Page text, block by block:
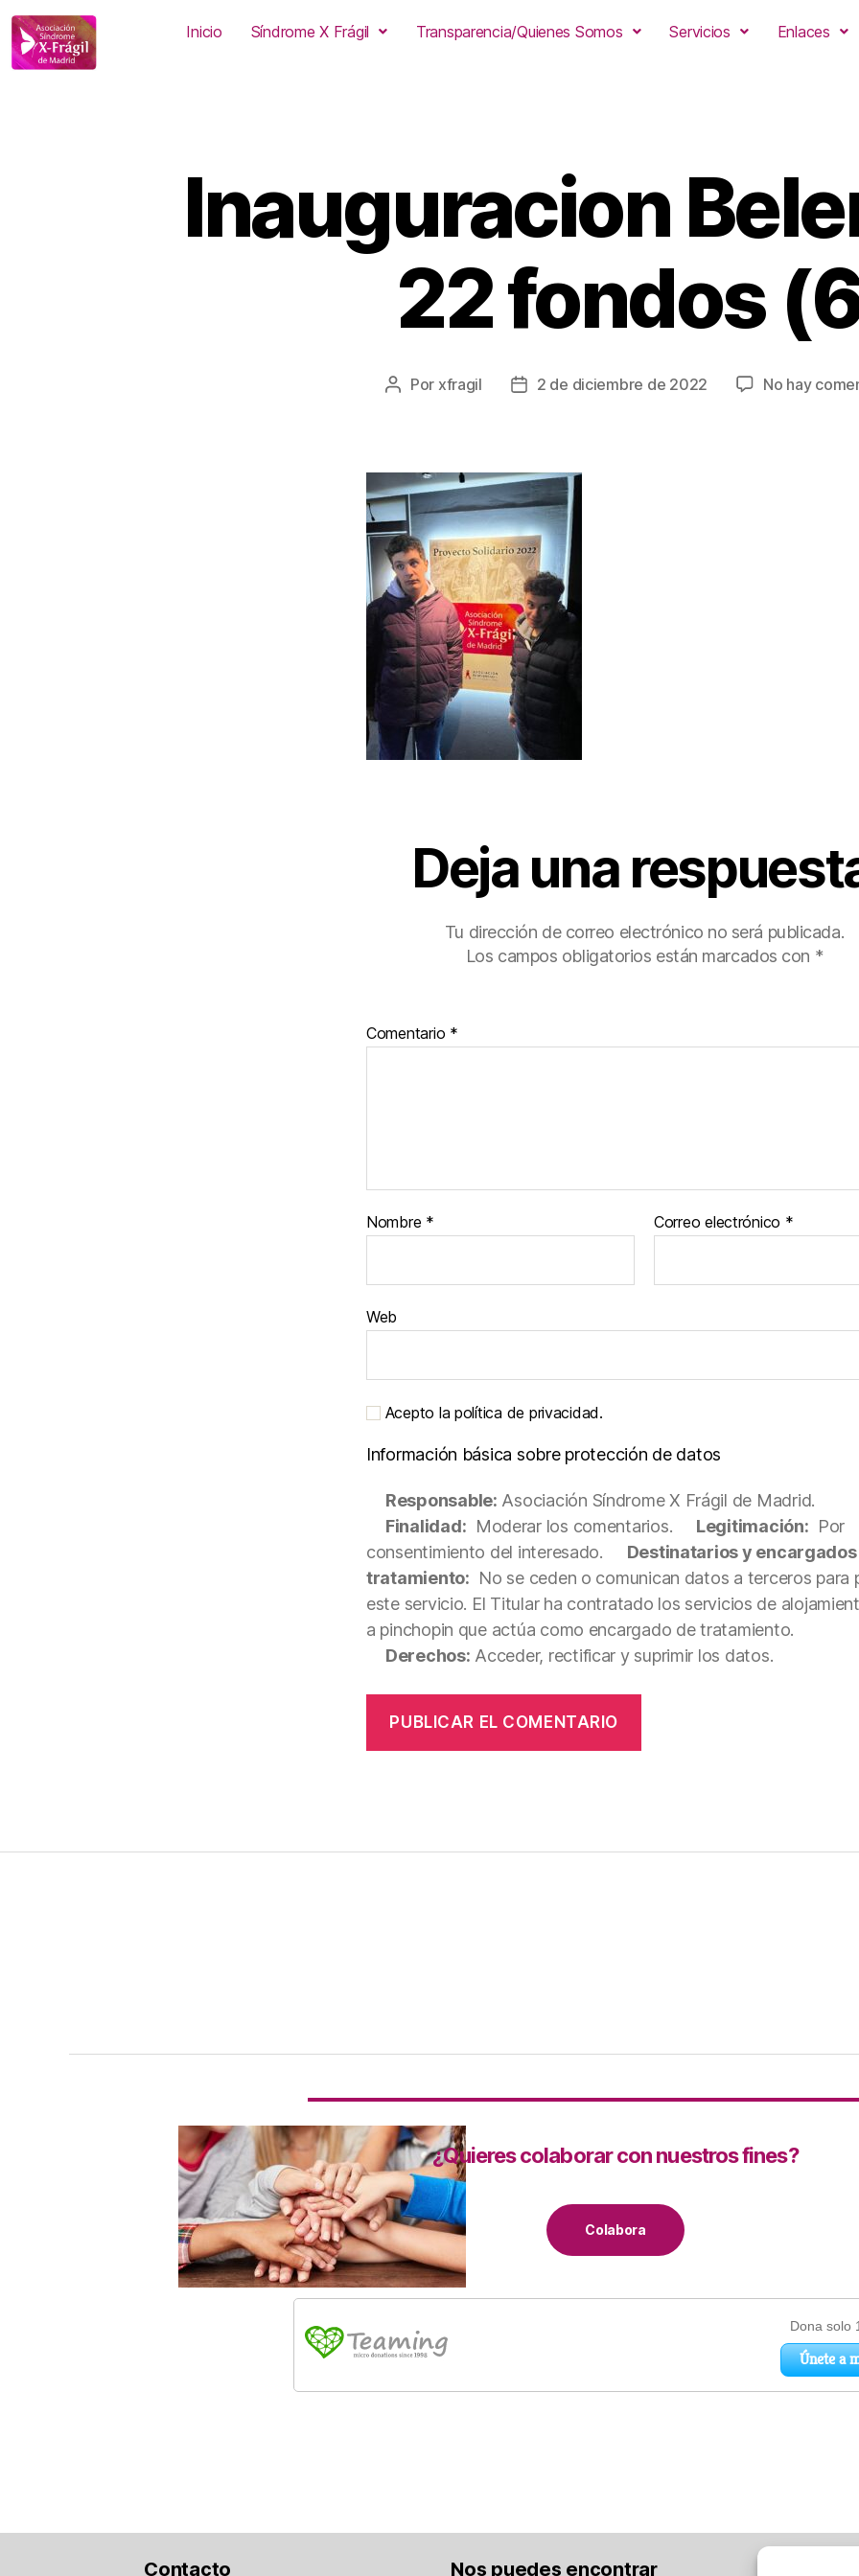
Inicio Síndrome X Frágil Transparencia/Quienes Somos Servicios Enlaces
Inauguracion
22 fondos
Por xfragil 2 de diciembre de 2022 No hay
Deja una
Tu dirección de correo electrónico no será publicada.
Los campos obligatorios están marcados con *
Comentario *
Nombre * Correo electrónico *
Web
Acepto la política de privacidad.
Información básica sobre protección de datos
Responsable: Asociación Síndrome X Frágil de Madrid.
Finalidad: Moderar los comentarios. Legitimación: Por
consentimiento del interesado.
Destinatarios y
tratamiento: No se ceden o comunican datos a terceros para
este servicio. El Titular ha contratado los servicios de
a pinchopin que actúa como encargado de tratamiento.
Derechos: Acceder, rectificar y suprimir los datos.
¿Quieres colaborar con nuestros fines?
Colabora
Contacto Nos puedes encontrar